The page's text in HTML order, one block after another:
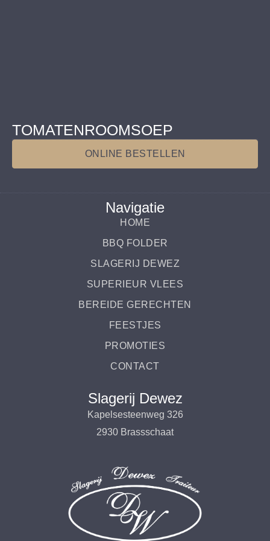
TOMATENROOMSOEP
ONLINE BESTELLEN
Navigatie
HOME
BBQ FOLDER
SLAGERIJ DEWEZ
SUPERIEUR VLEES
BEREIDE GERECHTEN
FEESTJES
PROMOTIES
CONTACT
Slagerij Dewez
Kapelsesteenweg 326
2930 Brassschaat